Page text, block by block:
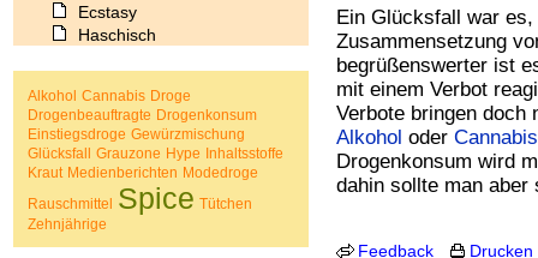
Ein Glücksfall war
Zusammensetzung
begrüßenswerter ist
mit einem Verbot
Verbote bringen
Alkohol oder Cannabis
Drogenkonsum wird
dahin sollte man
Feedback Drucken
Ecstasy
Haschisch
Koffein
Kokain
Lachgas
LSD
Marihuana
Medikamente
Alkohol Cannabis Droge
Drogenbeauftragte Drogenkonsum
Einstiegsdroge Gewürzmischung
Glücksfall Grauzone Hype Inhaltsstoffe
Kraut Medienberichten Modedroge
Rauschmittel Spice Tütchen
Zehnjährige